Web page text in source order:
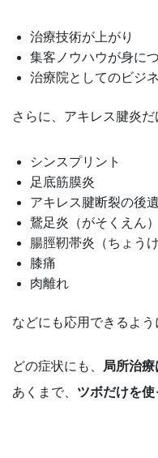
治療技術が上がり
集客ノウハウが身に
治療院としてのビジ
さらに、アキレス腱炎だ
シンスプリント
足底筋膜炎
アキレス腱断裂の後
鵞足炎（がそくえん）
腸脛靭帯炎（ちょう
膝痛
肉離れ
などにも応用できるよう
どの症状にも、
局所治療
あくまで、 ツボだけを